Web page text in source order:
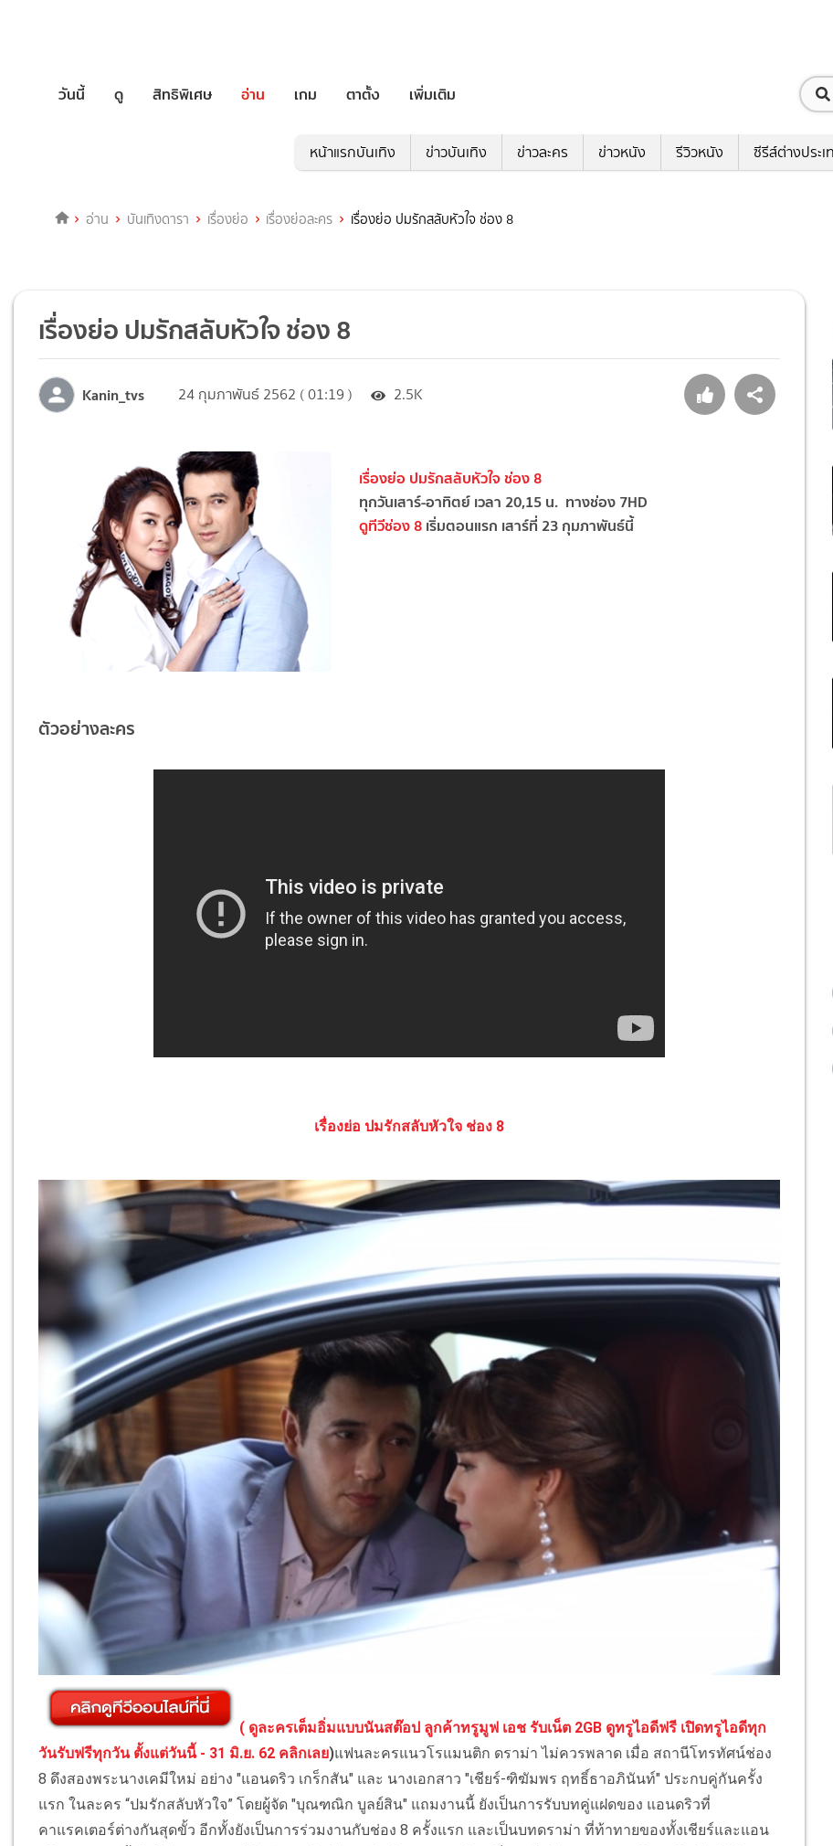
วันนี้ ดู สิทธิพิเศษ อ่าน เกม ตาตั้ง เพิ่มเติม
หน้าแรกบันเทิง ข่าวบันเทิง ข่าวละคร ข่าวหนัง รีวิวหนัง ซีรีส์ต่างประเ
อ่าน บันเทิงดารา เรื่องย่อ เรื่องย่อละคร เรื่องย่อ ปมรักสลับหัวใจ ช่อง 8
เรื่องย่อ ปมรักสลับหัวใจ ช่อง 8
Kanin_tvs 24 กุมภาพันธ์ 2562 ( 01:19 ) 2.5K
เรื่องย่อ ปมรักสลับหัวใจ ช่อง 8
ทุกวันเสาร์-อาทิตย์ เวลา 20,15 น. ทางช่อง 7HD
ดูทีวีช่อง 8เริ่มตอนแรก เสาร์ที่ 23 กุมภาพันธ์นี้
ตัวอย่างละคร
เรื่องย่อ ปมรักสลับหัวใจ ช่อง 8
( ดูละครเต็มอิ่มแบบนันสต๊อป ลูกค้าทรูมูฟ เอช รับเน็ต 2GB ดูทรูไอดีฟรี เปิดทรูไอดีทุก
วันรับฟรีทุกวัน ตั้งแต่วันนี้ - 31 มิ.ย. 62 คลิกเลย)แฟนละครแนวโรแมนติก ดราม่า ไม่ควรพลาด เมื่อ สถานีโทรทัศน์ช่อง
8 ดึงสองพระนางเคมีใหม่ อย่าง "แอนดริว เกร็กสัน" และ นางเอกสาว "เชียร์-ฑิฆัมพร ฤทธิ์ธาอภินันท์" ประกบคู่กันครั้ง
แรก ในละคร “ปมรักสลับหัวใจ” โดยผู้จัด "บุณฑณิก บูลย์สิน" แถมงานนี้ ยังเป็นการรับบทคู่แฝดของ แอนดริวที่
คาแรคเตอร์ต่างกันสุดขั้ว อีกทั้งยังเป็นการร่วมงานกับช่อง 8 ครั้งแรก และเป็นบทดราม่า ที่ท้าทายของทั้งเชียร์และแอน